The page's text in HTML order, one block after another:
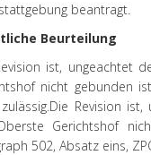
beantragt.
Beurteilung
ist, ungeachtet
nicht gebunden
.Die Revision ist,
Gerichtshof
502, Absatz eins,